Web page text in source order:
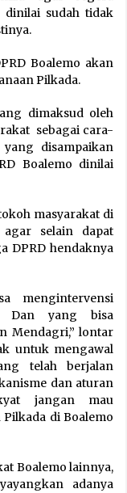
dinilai sudah tidak
Boalemo akan
Pilkada.
dimaksud oleh
sebagai cara-
disampaikan
Boalemo dinilai
masyarakat di
selain dapat
DPRD hendaknya
mengintervensi
Dan yang bisa
Mendagri,” lontar
untuk mengawal
telah berjalan
dan aturan
jangan mau
di Boalemo
Boalemo lainnya,
adanya